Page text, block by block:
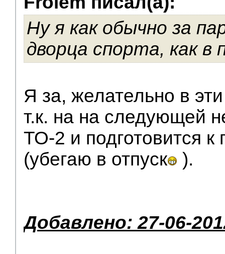
Ну я как обычно за
дворца спорта, как в
Я за, желательно в
т.к. на на следующей
ТО-2 и подготовится к
(убегаю в отпуск
).
Добавлено: 27-06-